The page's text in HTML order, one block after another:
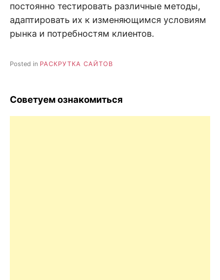
постоянно тестировать различные методы,
адаптировать их к изменяющимся условиям
рынка и потребностям клиентов.
Posted in РАСКРУТКА САЙТОВ
Советуем ознакомиться